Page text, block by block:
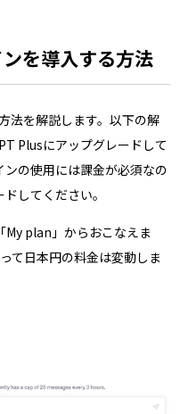
を導入する方法
法を解説します。以下の解
Plusにアップグレードして
の使用には課金が必須なの
してください。
My plan」からおこなえま
て日本円の料金は変動しま